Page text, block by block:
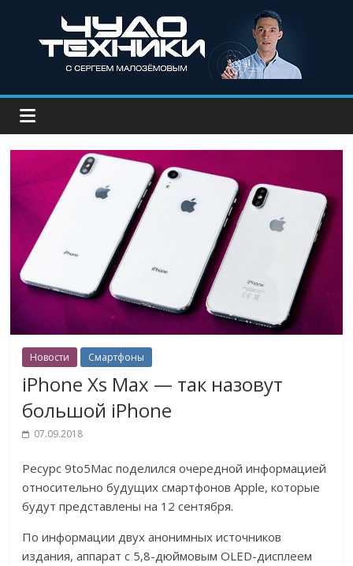
Новости Смартфоны
iPhone Xs Max — так назовут
большой iPhone
07.09.2018
Ресурс 9to5Mac поделился очередной информацией
относительно будущих смартфонов Apple, которые
будут представлены на 12 сентября.
По информации двух анонимных источников
издания, аппарат с 5,8-дюймовым OLED-дисплеем